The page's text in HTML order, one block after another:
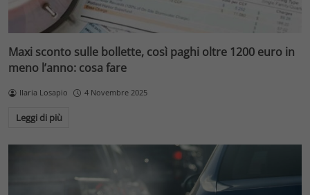
Maxi sconto sulle bollette, così paghi oltre 1200 euro in
meno l’anno: cosa fare
Ilaria Losapio 4 Novembre 2025
Leggi di più